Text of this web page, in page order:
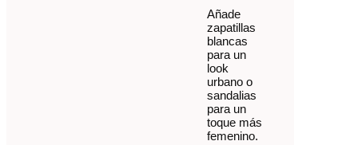
Añade
zapatillas
blancas
para un
look
urbano o
sandalias
para un
toque más
femenino.